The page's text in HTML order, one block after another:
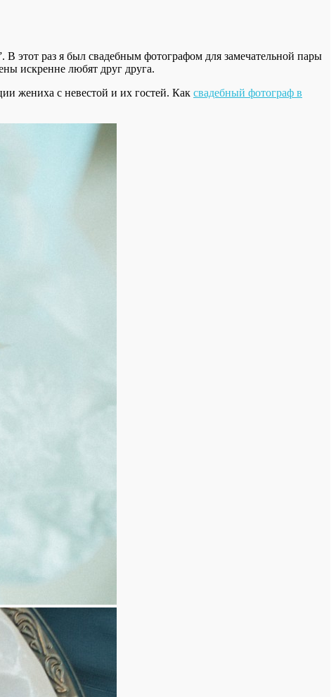
этот раз я был свадебным фотографом для замечательной пары
искренне любят друг друга.
жениха с невестой и их гостей. Как свадебный фотограф в